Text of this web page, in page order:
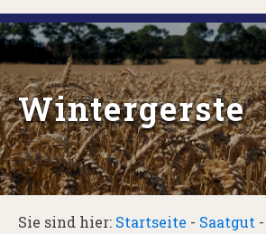
Wintergerste
Sie sind hier: Startseite - Saatgut -